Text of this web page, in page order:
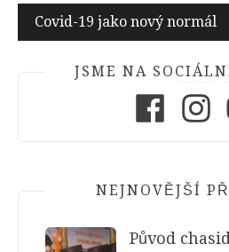
Navigace
pro
příspěvek
Covid-19 jako nový normál
JSME NA
NEJNOVĚJŠÍ
Původ